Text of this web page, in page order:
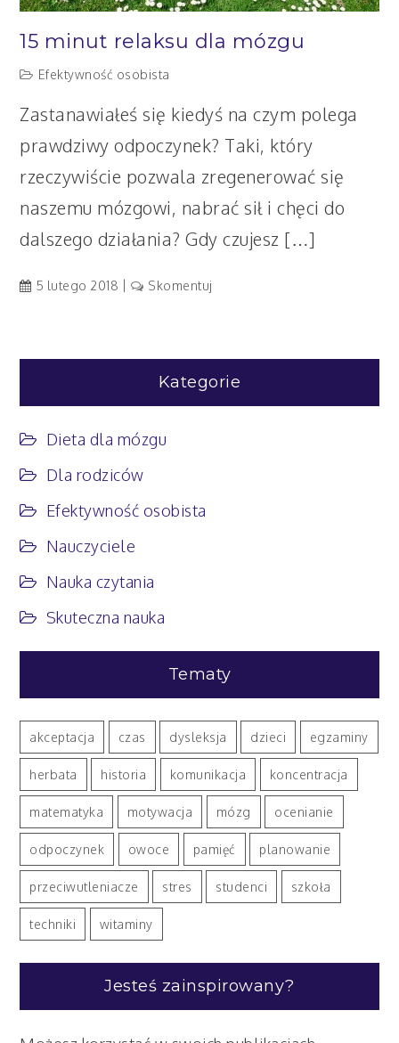
15 minut relaksu dla mózgu
Efektywność osobista
Zastanawiałeś się kiedyś na czym polega
prawdziwy odpoczynek? Taki, który
rzeczywiście pozwala zregenerować się
naszemu mózgowi, nabrać sił i chęci do
dalszego działania? Gdy czujesz […]
5 lutego 2018 Skomentuj
mózgu
Kategorie
Dieta dla mózgu
Dla rodziców
Efektywność osobista
Nauczyciele
Nauka czytania
Skuteczna nauka
Tematy
akceptacja czas dysleksja dzieci egzaminy
herbata historia komunikacja koncentracja
matematyka motywacja mózg ocenianie
odpoczynek owoce pamięć planowanie
przeciwutleniacze stres studenci szkoła
techniki witaminy
Jesteś zainspirowany?